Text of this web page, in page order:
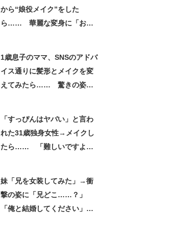
から“娘役メイク”をした
ら…… 華麗な変身に「おぉ
1歳息子のママ、SNSのアドバ
イス通りに髪形とメイクを変
えてみたら…… 驚きの姿に
「すっぴんはヤバい」と言わ
れた31歳独身女性→メイクし
たら…… 「難しいですよ
妹「兄を女装してみた」→衝
撃の姿に「兄どこ……？」
「俺と結婚してください」と